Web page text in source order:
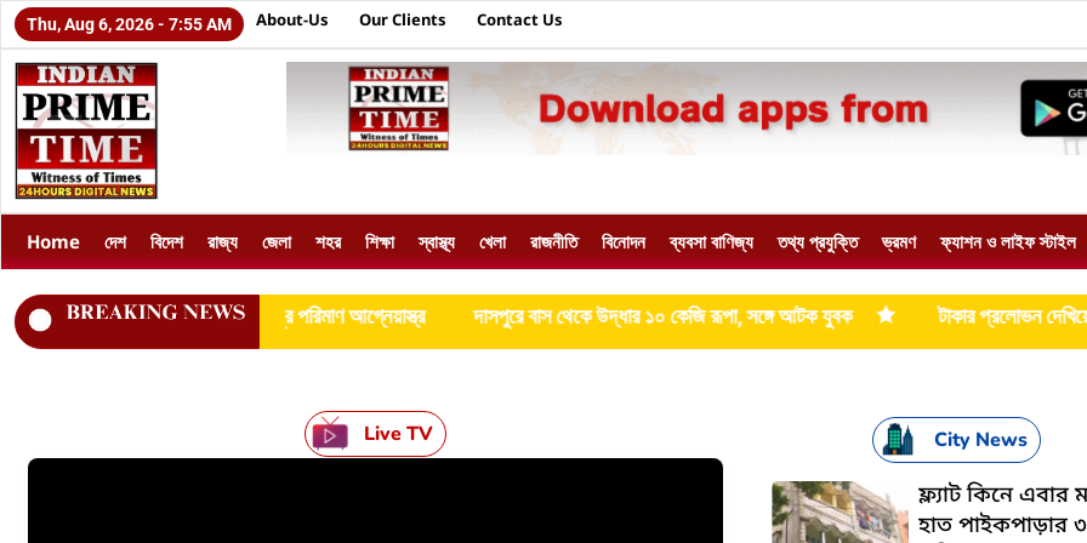
Thu, Aug 6, 2026 - 7:55 AM About-Us Our Clients Contact Us
Home দেশ বিদেশ রাজ্য জেলা শহর শিক্ষা স্বাস্থ্য খেলা রাজনীতি বিনোদন ব্যবসা বাণিজ্য তথ্য প্রযুক্তি ভ্রমণ ফ্যাশন ও লাইফ স্টাইল
থেকে উদ্ধার প্রচুর পরিমাণ আগ্নেয়াস্ত্র দাসপুরে বাস থেকে উদ্ধার ১০ কেজি রূপা, সঙ্গে আটক যুবক টাকার প্রলোভন দেখিয়ে পড়ুয়াদের রক্ত চুরির
Live TV City News
ফ্ল্যাট কিনে এবার
হাত পাইকপাড়ার